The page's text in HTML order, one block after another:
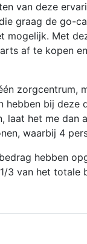
van deze
graag de go-
mogelijk. Met
af te kopen
zorgcentrum,
hebben bij deze
laat het me dan
waarbij 4
hebben
3 van het totale